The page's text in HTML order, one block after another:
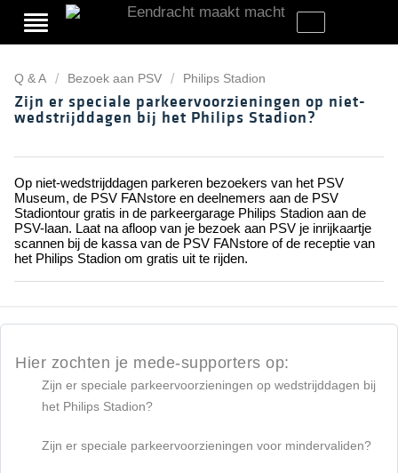
Q & A Bezoek aan PSV Philips Stadion
Zijn er speciale parkeervoorzieningen op niet-
wedstrijddagen bij het Philips Stadion?
Op niet-wedstrijddagen parkeren bezoekers van het PSV
Museum, de PSV FANstore en deelnemers aan de PSV
Stadiontour gratis in de parkeergarage Philips Stadion aan de
PSV-laan. Laat na afloop van je bezoek aan PSV je inrijkaartje
scannen bij de kassa van de PSV FANstore of de receptie van
het Philips Stadion om gratis uit te rijden.
Hier zochten je mede-supporters op:
Zijn er speciale parkeervoorzieningen op wedstrijddagen bij
het Philips Stadion?
Zijn er speciale parkeervoorzieningen voor mindervaliden?